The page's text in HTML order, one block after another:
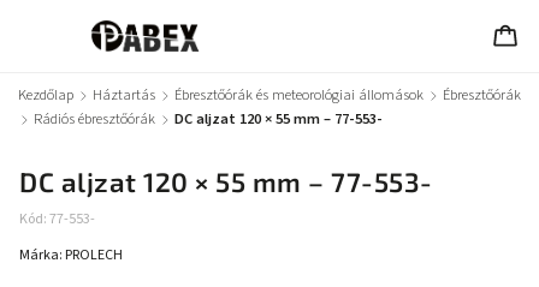
Kezdőlap / Háztartás / Ébresztőórák és meteorológiai állomások / Ébresztőórák
/ Rádiós ébresztőórák / DC aljzat 120 × 55 mm – 77-553-
DC aljzat 120 × 55 mm – 77-553-
Kód:77-553-
Márka: PROLECH